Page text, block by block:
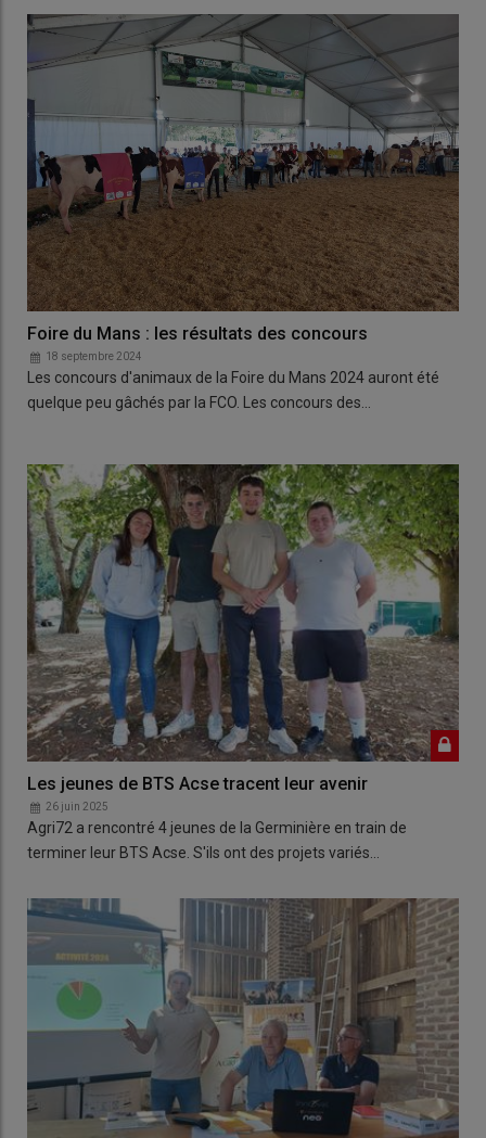
Foire du Mans : les résultats des concours
18 septembre 2024
Les concours d'animaux de la Foire du Mans 2024 auront été
quelque peu gâchés par la FCO. Les concours des…
Les jeunes de BTS Acse tracent leur avenir
26 juin 2025
Agri72 a rencontré 4 jeunes de la Germinière en train de
terminer leur BTS Acse. S'ils ont des projets variés…